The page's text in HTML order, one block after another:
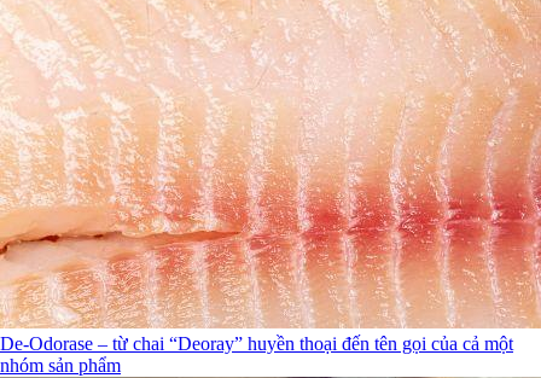
De-Odorase – từ chai “Deoray” huyền thoại đến tên gọi của cả một
nhóm sản phẩm